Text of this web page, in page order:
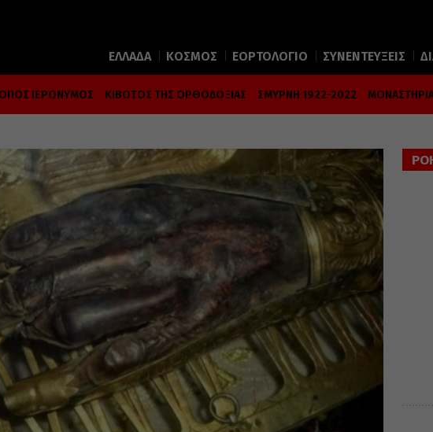
ΕΛΛΑΔΑ ΚΟΣΜΟΣ ΕΟΡΤΟΛΟΓΙΟ ΣΥΝΕΝΤΕΥΞΕΙΣ
ΙΕΡΩΝΥΜΟΣ ΚΙΒΩΤΟΣ ΤΗΣ ΟΡΘΟΔΟΞΙΑΣ ΣΜΥΡΝΗ 1922-2022